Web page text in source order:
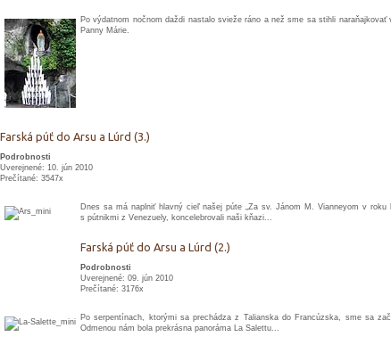
Po výdatnom nočnom daždi nastalo svieže ráno a než sme sa stihli
Panny Márie.
Farská púť do Arsu a Lúrd (3.)
Podrobnosti
Uverejnené: 10. jún 2010
Prečítané: 3547x
Dnes sa má naplniť hlavný cieľ našej púte „Za sv. Jánom M. Vianneyom v
s pútnikmi z Venezuely, koncelebrovali naši kňazi...
Farská púť do Arsu a Lúrd (2.)
Podrobnosti
Uverejnené: 09. jún 2010
Prečítané: 3176x
Po serpentínach, ktorými sa prechádza z Talianska do Francúzska, sme sa
Odmenou nám bola prekrásna panoráma La Salettu...